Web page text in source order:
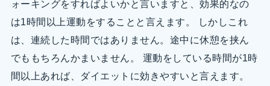
ォーキングをすればよいかと言いますと、効果的なの
は1時間以上運動をすることと言えます。 しかしこれ
は、連続した時間ではありません。途中に休憩を挟ん
でももちろんかまいません。 運動をしている時間が1時
間以上あれば、ダイエットに効きやすいと言えます。